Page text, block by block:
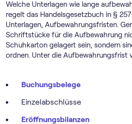
Welche Unterlagen wie lange
regelt das Handelsgesetzbuch in §
Unterlagen, Aufbewahrungsfristen.
Schriftstücke für die Aufbewahrung
Schuhkarton gelagert sein, sondern
ordnen. Unter die Aufbewahrungsfrist
Buchungsbelege
Einzelabschlüsse
Eröffnungsbilanzen